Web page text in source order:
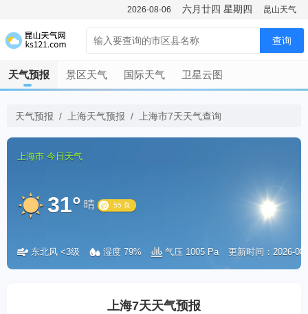
2026-08-06 六月廿四 星期四 昆山天气
查询
天气预报 景区天气 国际天气 卫星云图
天气预报 / 上海天气预报 / 上海市7天天气查询
上海市 今日天气
31° 晴
东北风 <3级 湿度 79% 气压 1005 Pa 更新时间：2026-
上海7天天气预报